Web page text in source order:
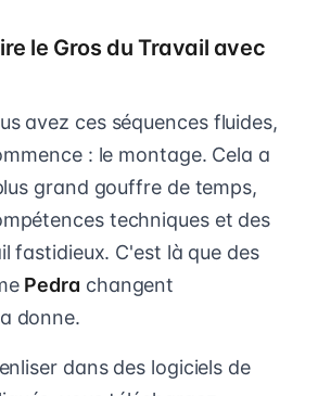
le Gros du Travail avec
avez ces séquences fluides,
: le montage. Cela a
grand gouffre de temps,
techniques et des
fastidieux. C'est là que des
Pedra changent
donne.
dans des logiciels de